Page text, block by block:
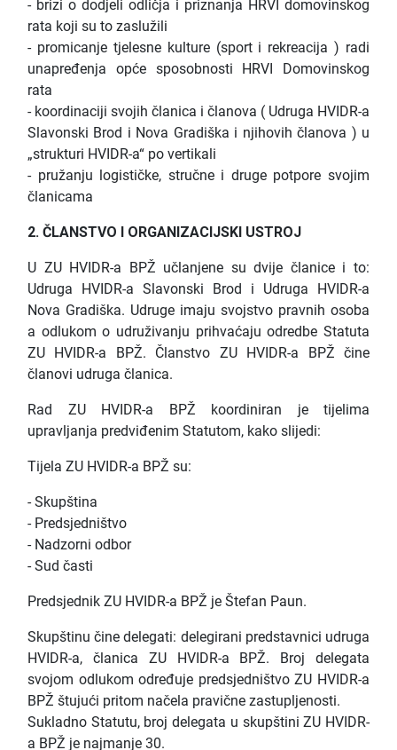
- brizi o dodjeli odličja i priznanja HRVI domovinskog
rata koji su to zaslužili
- promicanje tjelesne kulture (sport i rekreacija ) radi
unapređenja opće sposobnosti HRVI Domovinskog
rata
- koordinaciji svojih članica i članova ( Udruga HVIDR-a
Slavonski Brod i Nova Gradiška i njihovih članova ) u
„strukturi HVIDR-a“ po vertikali
- pružanju logističke, stručne i druge potpore svojim
članicama
2. ČLANSTVO I ORGANIZACIJSKI USTROJ
U ZU HVIDR-a BPŽ učlanjene su dvije članice i to:
Udruga HVIDR-a Slavonski Brod i Udruga HVIDR-a
Nova Gradiška. Udruge imaju svojstvo pravnih osoba
a odlukom o udruživanju prihvaćaju odredbe Statuta
ZU HVIDR-a BPŽ. Članstvo ZU HVIDR-a BPŽ čine
članovi udruga članica.
Rad ZU HVIDR-a BPŽ koordiniran je tijelima
upravljanja predviđenim Statutom, kako slijedi:
Tijela ZU HVIDR-a BPŽ su:
- Skupština
- Predsjedništvo
- Nadzorni odbor
- Sud časti
Predsjednik ZU HVIDR-a BPŽ je Štefan Paun.
Skupštinu čine delegati: delegirani predstavnici udruga
HVIDR-a, članica ZU HVIDR-a BPŽ. Broj delegata
svojom odlukom određuje predsjedništvo ZU HVIDR-a
BPŽ štujući pritom načela pravične zastupljenosti.
Sukladno Statutu, broj delegata u skupštini ZU HVIDR-
a BPŽ je najmanje 30.